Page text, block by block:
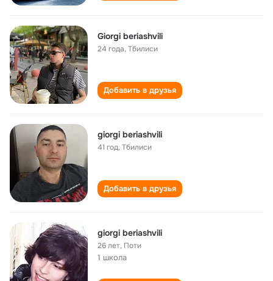
Giorgi beriashvili
24 года,Тбилиси
Добавить в друзья
giorgi beriashvili
41 год,Тбилиси
Добавить в друзья
giorgi beriashvili
26 лет, Поти
1 школа